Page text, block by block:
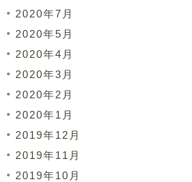
2020年7月
2020年5月
2020年4月
2020年3月
2020年2月
2020年1月
2019年12月
2019年11月
2019年10月